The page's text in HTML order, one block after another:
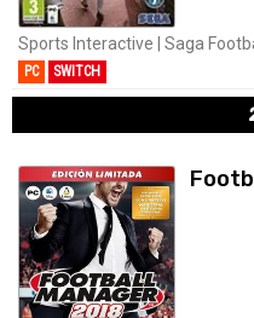
Sports Interactive | Saga
PC SWITCH